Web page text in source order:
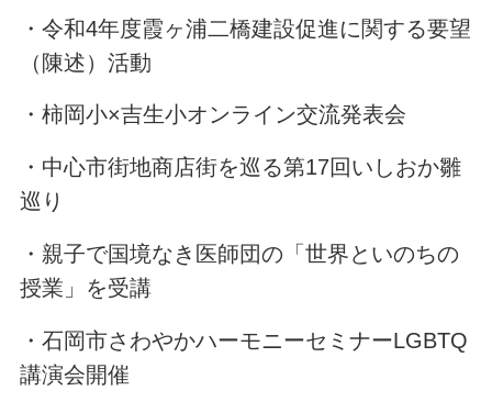
・令和4年度霞ヶ浦二橋建設促進に関する要望
（陳述）活動
・柿岡小×吉生小オンライン交流発表会
・中心市街地商店街を巡る第17回いしおか雛
巡り
・親子で国境なき医師団の「世界といのちの
授業」を受講
・石岡市さわやかハーモニーセミナーLGBTQ
講演会開催